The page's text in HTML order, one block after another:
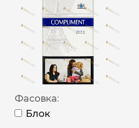
Фасовка:
Блок